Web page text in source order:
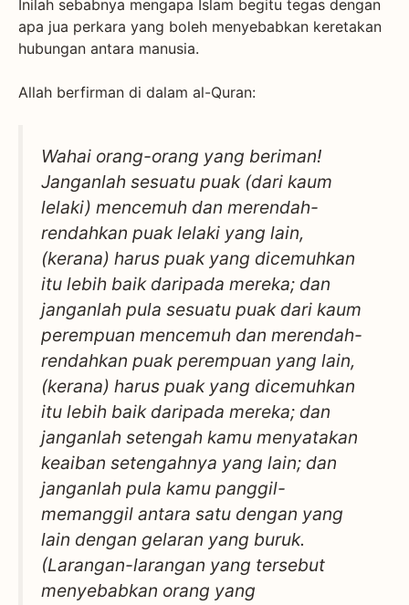
Inilah sebabnya mengapa Islam begitu tegas dengan
apa jua perkara yang boleh menyebabkan keretakan
hubungan antara manusia.
Allah berfirman di dalam al-Quran:
Wahai orang-orang yang beriman!
Janganlah sesuatu puak (dari kaum
lelaki) mencemuh dan merendah-
rendahkan puak lelaki yang lain,
(kerana) harus puak yang dicemuhkan
itu lebih baik daripada mereka; dan
janganlah pula sesuatu puak dari kaum
perempuan mencemuh dan merendah-
rendahkan puak perempuan yang lain,
(kerana) harus puak yang dicemuhkan
itu lebih baik daripada mereka; dan
janganlah setengah kamu menyatakan
keaiban setengahnya yang lain; dan
janganlah pula kamu panggil-
memanggil antara satu dengan yang
lain dengan gelaran yang buruk.
(Larangan-larangan yang tersebut
menyebabkan orang yang